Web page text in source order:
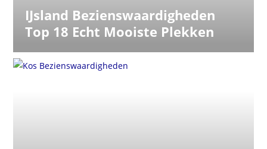
IJsland Bezienswaardigheden
Top 18 Echt Mooiste Plekken